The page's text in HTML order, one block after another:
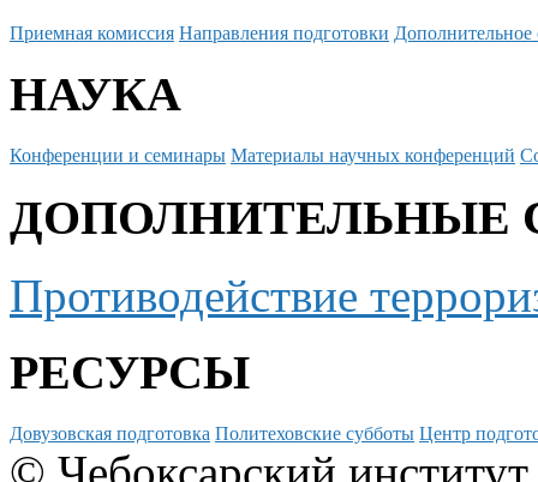
Приемная комиссия Направления подготовки Дополнительное
НАУКА
Конференции и семинары Материалы научных конференций
ДОПОЛНИТЕЛЬНЫЕ
Противодействие
РЕСУРСЫ
Довузовская подготовка Политеховские субботы Центр